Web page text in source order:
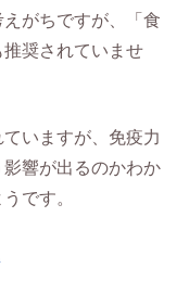
がちですが、「食
奨されていませ
いますが、免疫力
響が出るのかわか
です。